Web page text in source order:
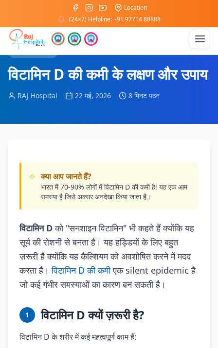
Location
(24×7) Helpline: +91 97714 88888
पोषण और विटामिन
पोषण और विटामिन
विटामिन D की कमी के लक्षण और उपाय
RAJ Hospital 22 मई, 2026 8 मिनट पठन
क्या आप जानते हैं?
भारत में 70-90% लोगों में विटामिन D की कमी है! यह एक आम
समस्या है जिसे अक्सर अनदेखा किया जाता है।
विटामिन Dको "सनशाइन विटामिन" भी कहते हैं क्योंकि यह
सूर्य की रोशनी से बनता है। यह हड्डियों के लिए बहुत
ज़रूरी है क्योंकि यह कैल्शियम को अवशोषित करने में मदद
करता है।विटामिन D की कमीएक silent epidemic है
जो कई गंभीर समस्याओं का कारण बन सकती है।
1 विटामिन D क्यों ज़रूरी है?
विटामिन D के शरीर में कई महत्वपूर्ण काम हैं: